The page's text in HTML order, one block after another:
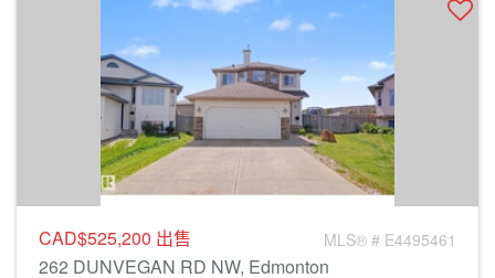
CAD$525,200 出售 MLS® # E4495461
262 DUNVEGAN RD NW, Edmonton